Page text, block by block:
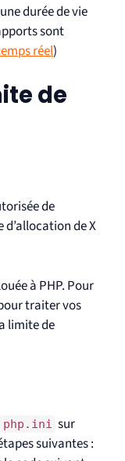
durée de vie
sont
réel)
de
de
d’allocation de X
à PHP. Pour
traiter vos
limite de
php.ini sur
suivantes :